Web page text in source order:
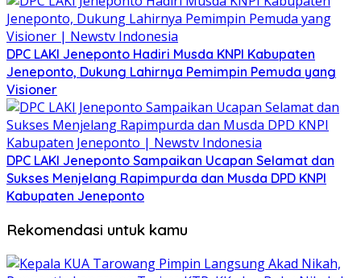
DPC LAKI Jeneponto Hadiri Musda KNPI Kabupaten
Jeneponto, Dukung Lahirnya Pemimpin Pemuda yang
Visioner
DPC LAKI Jeneponto Sampaikan Ucapan Selamat dan
Sukses Menjelang Rapimpurda dan Musda DPD KNPI
Kabupaten Jeneponto
Rekomendasi untuk kamu